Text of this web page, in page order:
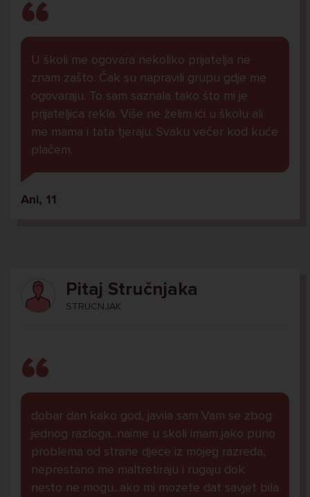
U školi me ogovara nekoliko prijatelja ne
znam zašto. Čak su napravili grupu gdje me
ogovaraju. To sam saznala tako što mi je
prijateljica rekla. Više ne želim ići u školu ali
me mama i tata tjeraju. Svaku večer kod kuće
plačem.
Ani, 11
Pitaj Stručnjaka
STRUCNJAK
dobar dan kako god, javila sam Vam se zbog
jednog razloga...naime u skoli imam jako puno
problema od strane djece iz mojeg razreda,
neprestano me maltretiraju i rugaju dok
nesto ne mogu...ako mi mozete dat savjet bila